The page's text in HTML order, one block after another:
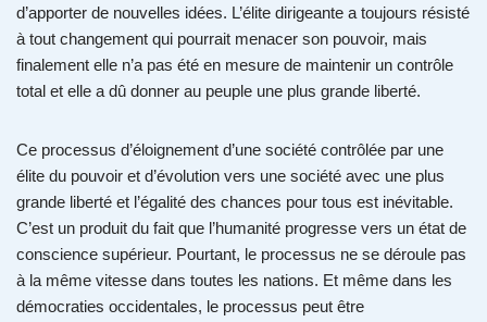
d’apporter de nouvelles idées. L’élite dirigeante a toujours résisté
à tout changement qui pourrait menacer son pouvoir, mais
finalement elle n’a pas été en mesure de maintenir un contrôle
total et elle a dû donner au peuple une plus grande liberté.
Ce processus d’éloignement d’une société contrôlée par une
élite du pouvoir et d’évolution vers une société avec une plus
grande liberté et l’égalité des chances pour tous est inévitable.
C’est un produit du fait que l’humanité progresse vers un état de
conscience supérieur. Pourtant, le processus ne se déroule pas
à la même vitesse dans toutes les nations. Et même dans les
démocraties occidentales, le processus peut être